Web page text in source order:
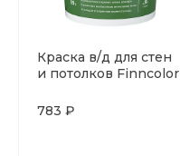
Краска в/д для стен
и потолков Finncolor
матовая 0,9л
783 ₽